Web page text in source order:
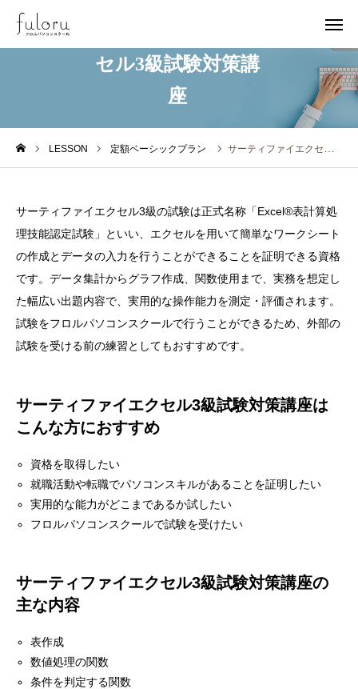
セル3級試験対策講
座
LESSON 定額ベーシックプラン サーティファイエクセル3級試験対策講座
サーティファイエクセル3級の試験は正式名称「Excel®表計算処
理技能認定試験」といい、エクセルを用いて簡単なワークシート
の作成とデータの入力を行うことができることを証明できる資格
です。データ集計からグラフ作成、関数使用まで、実務を想定し
た幅広い出題内容で、実用的な操作能力を測定・評価されます。
試験をフロルパソコンスクールで行うことができるため、外部の
試験を受ける前の練習としてもおすすめです。
サーティファイエクセル3級試験対策講座は
こんな方におすすめ
資格を取得したい
就職活動や転職でパソコンスキルがあることを証明したい
実用的な能力がどこまであるか試したい
フロルパソコンスクールで試験を受けたい
サーティファイエクセル3級試験対策講座の
主な内容
表作成
数値処理の関数
条件を判定する関数
アクセス
イベント お知らせ
フロルについて
アクセス
無料体験